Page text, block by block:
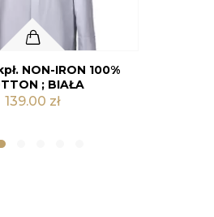
NON-IRON 100%
; CZARNA
139.00 zł